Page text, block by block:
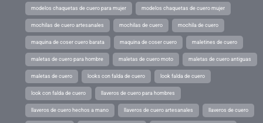
modelos chaquetas de cuero para mujer modelos chaquetas de cuero mujer
mochilas de cuero artesanales mochilas de cuero mochila de cuero
maquina de coser cuero barata maquina de coser cuero maletines de cuero
maletas de cuero para hombre maletas de cuero moto maletas de cuero antiguas
maletas de cuero looks con falda de cuero look falda de cuero
look con falda de cuero llaveros de cuero para hombres
llaveros de cuero hechos a mano llaveros de cuero artesanales llaveros de cuero